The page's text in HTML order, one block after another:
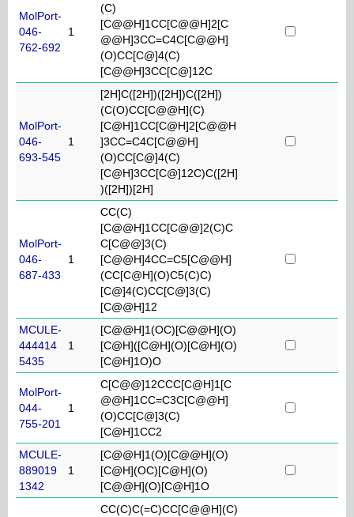
MolPort-
046-
762-692
1
(C)
[C@@H]1CC[C@@H]2[C
@@H]3CC=C4C[C@@H]
(O)CC[C@]4(C)
[C@@H]3CC[C@]12C
MolPort-
046-
693-545
1
[2H]C([2H])([2H])C([2H])
(C(O)CC[C@@H](C)
[C@H]1CC[C@H]2[C@@H
]3CC=C4C[C@@H]
(O)CC[C@]4(C)
[C@H]3CC[C@]12C)C([2H]
)([2H])[2H]
MolPort-
046-
687-433
1
CC(C)
[C@@H]1CC[C@@]2(C)C
C[C@@]3(C)
[C@@H]4CC=C5[C@@H]
(CC[C@H](O)C5(C)C)
[C@]4(C)CC[C@]3(C)
[C@@H]12
MCULE-
444414
5435
1
[C@@H]1(OC)[C@@H](O)
[C@H]([C@H](O)[C@H](O)
[C@H]1O)O
MolPort-
044-
755-201
1
C[C@@]12CCC[C@H]1[C
@@H]1CC=C3C[C@@H]
(O)CC[C@]3(C)
[C@H]1CC2
MCULE-
889019
1342
1
[C@@H]1(O)[C@@H](O)
[C@H](OC)[C@H](O)
[C@@H](O)[C@H]1O
CC(C)C(=C)CC[C@@H](C)